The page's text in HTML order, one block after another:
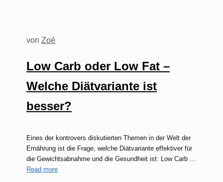
Low Carb oder Low Fat –
Welche Diätvariante ist
besser?
von Zoé
Eines der kontrovers diskutierten Themen in der Welt der
Ernährung ist die Frage, welche Diätvariante effektiver für
die Gewichtsabnahme und die Gesundheit ist: Low Carb …
Read more